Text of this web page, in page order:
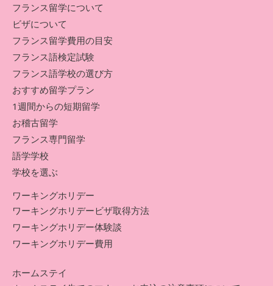
フランス留学について
ビザについて
フランス留学費用の目安
フランス語検定試験
フランス語学校の選び方
おすすめ留学プラン
1週間からの短期留学
お稽古留学
フランス専門留学
語学学校
学校を選ぶ
ワーキングホリデー
ワーキングホリデービザ取得方法
ワーキングホリデー体験談
ワーキングホリデー費用
ホームステイ